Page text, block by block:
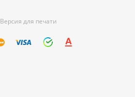
Версия для печати